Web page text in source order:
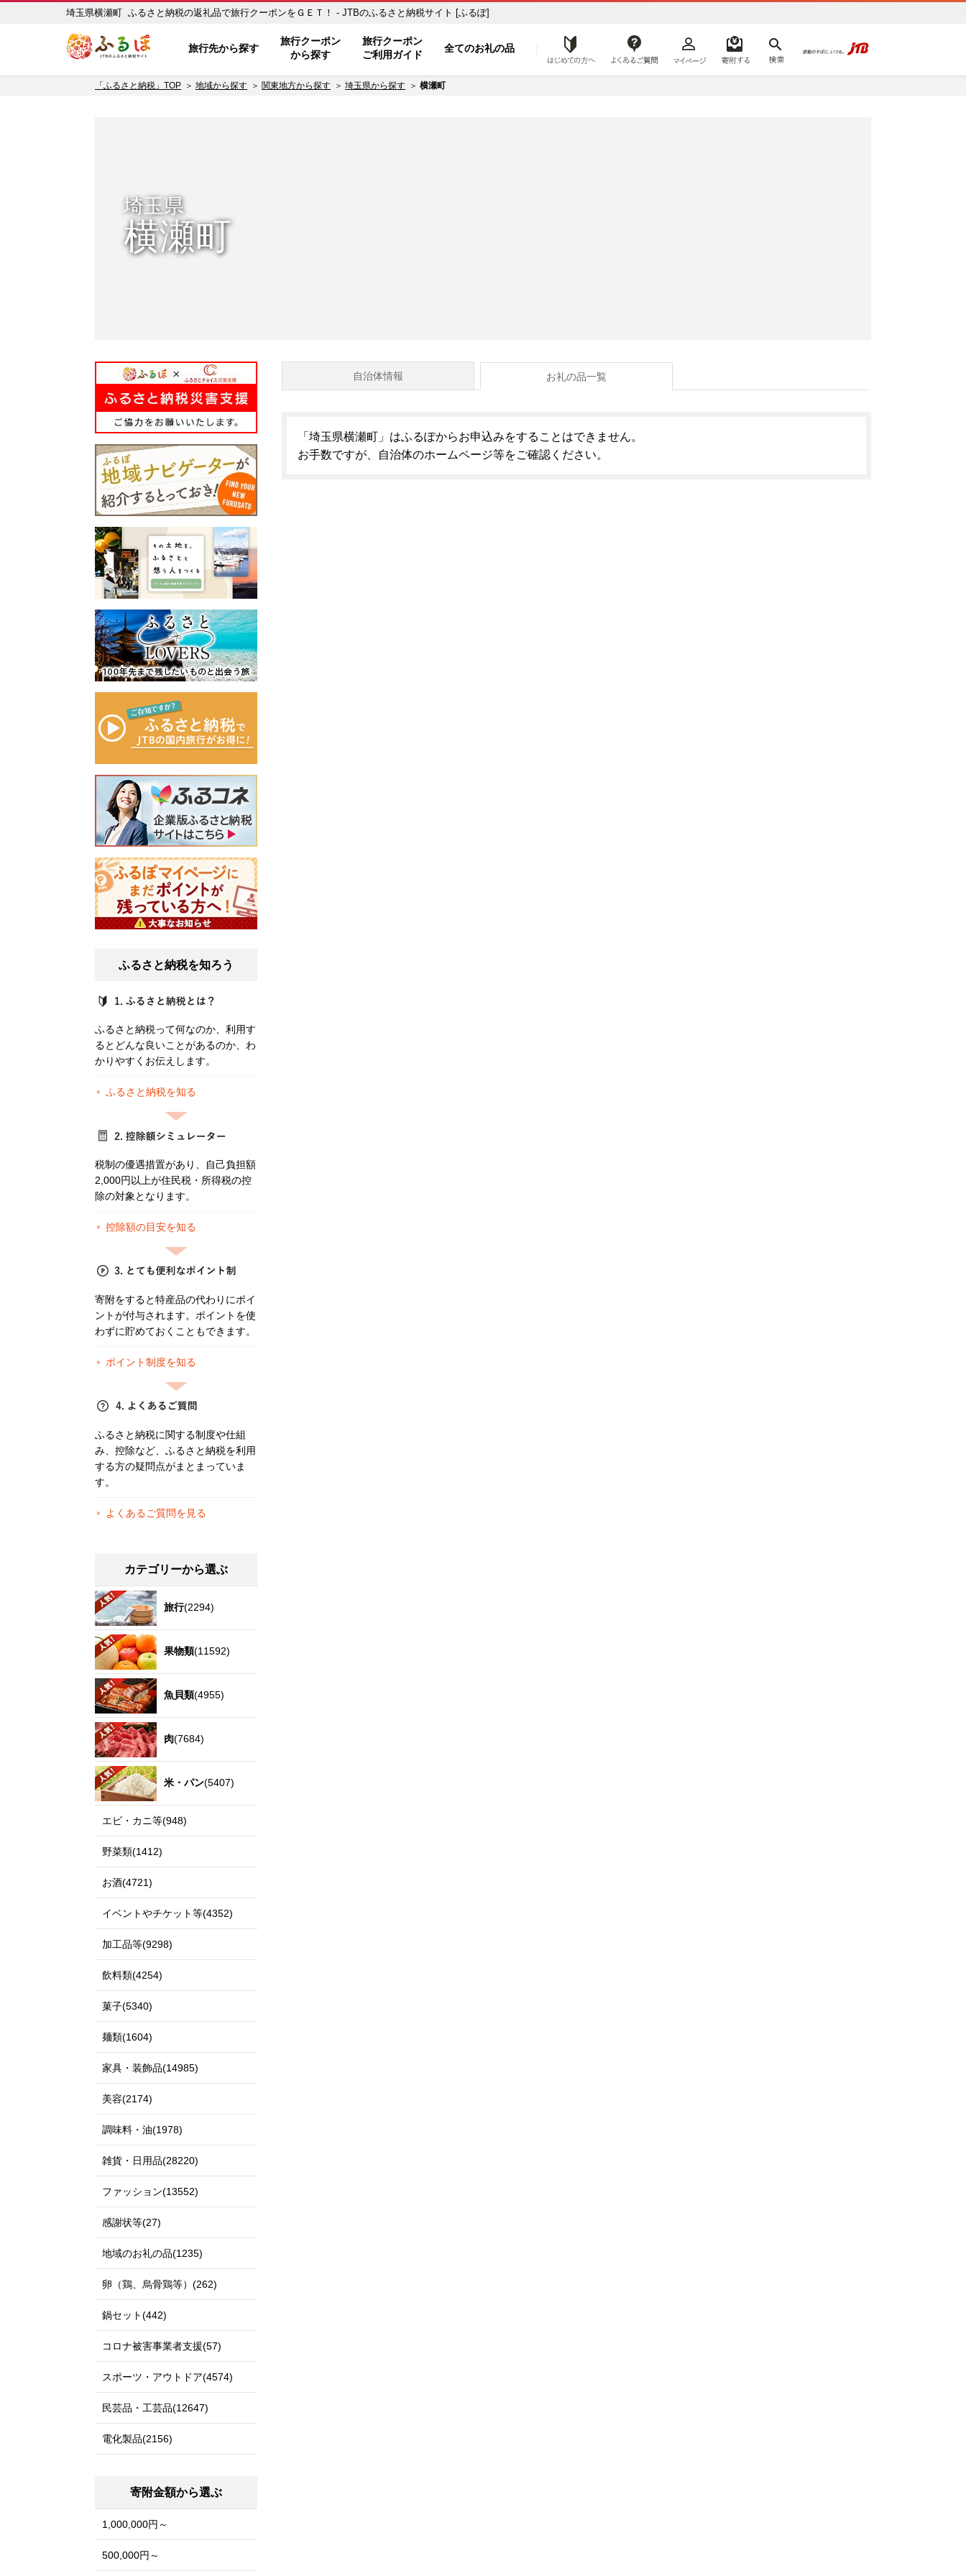
埼玉県横瀬町 ふるさと納税の返礼品で旅行クーポンをＧＥＴ！ - JTBのふるさと納税サイト [ふるぽ]
旅行先から探す
旅行クーポン
から探す
旅行クーポン
ご利用ガイド
全てのお礼の品 はじめての方へ
「ふるさと納税」TOP 地域から探す 関東地方から探す 埼玉県から探す 横瀬町
埼玉県
横瀬町
自治体情報 お礼の品一覧
「埼玉県横瀬町」はふるぽからお申込みをすることはできません。
お手数ですが、自治体のホームページ等をご確認ください。
ふるさと納税を知ろう
ふるさと納税って何なのか、利用す
るとどんな良いことがあるのか、わ
かりやすくお伝えします。
ふるさと納税を知る
税制の優遇措置があり、自己負担額
2,000円以上が住民税・所得税の控
除の対象となります。
控除額の目安を知る
寄附をすると特産品の代わりにポイ
ントが付与されます。ポイントを使
わずに貯めておくこともできます。
ポイント制度を知る
ふるさと納税に関する制度や仕組
み、控除など、ふるさと納税を利用
する方の疑問点がまとまっていま
す。
よくあるご質問を見る
カテゴリーから選ぶ
旅行(2294)
果物類(11592)
魚貝類(4955)
肉(7684)
米・パン(5407)
エビ・カニ等(948)
野菜類(1412)
お酒(4721)
イベントやチケット等(4352)
加工品等(9298)
飲料類(4254)
菓子(5340)
麺類(1604)
家具・装飾品(14985)
美容(2174)
調味料・油(1978)
雑貨・日用品(28220)
ファッション(13552)
感謝状等(27)
地域のお礼の品(1235)
卵（鶏、烏骨鶏等）(262)
鍋セット(442)
コロナ被害事業者支援(57)
スポーツ・アウトドア(4574)
民芸品・工芸品(12647)
電化製品(2156)
寄附金額から選ぶ
1,000,000円～
500,000円～